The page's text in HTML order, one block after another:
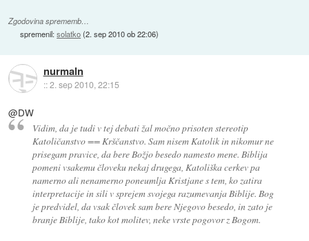
Zgodovina sprememb…
spremenil:solatko(2. sep 2010 ob 22:06)
nurmaln
::2. sep 2010, 22:15
@DW
Vidim, da je tudi v tej debati žal močno prisoten stereotip
Katoličanstvo == Krščanstvo. Sam nisem Katolik in nikomur ne
prisegam pravice, da bere Božjo besedo namesto mene. Biblija
pomeni vsakemu človeku nekaj drugega, Katoliška cerkev pa
namerno ali nenamerno poneumlja Kristjane s tem, ko zatira
interpretacije in sili v sprejem svojega razumevanja Biblije. Bog
je predvidel, da vsak človek sam bere Njegovo besedo, in zato je
branje Biblije, tako kot molitev, neke vrste pogovor z Bogom.